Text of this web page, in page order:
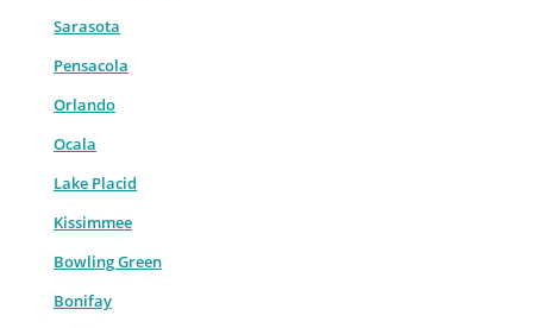
Sarasota
Pensacola
Orlando
Ocala
Lake Placid
Kissimmee
Bowling Green
Bonifay